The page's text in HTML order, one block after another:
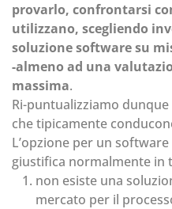
provarlo, confrontarsi
utilizzano, scegliendo
soluzione software su
-almeno ad una
massima.
Ri-puntualizziamo
che tipicamente
L’opzione per un
giustifica normalmente in
non esiste una
mercato per il